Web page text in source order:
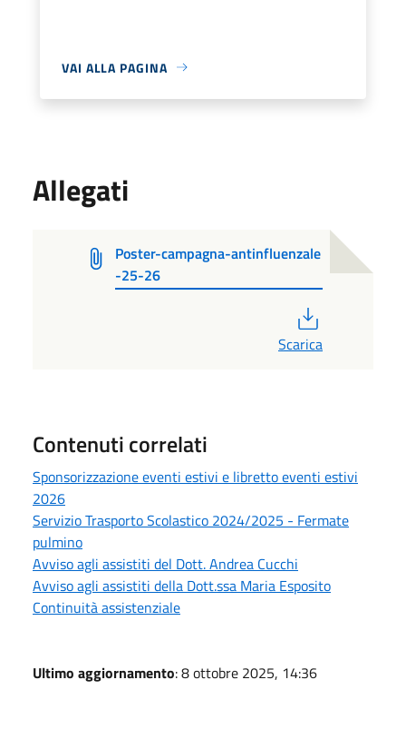
VAI ALLA PAGINA
Allegati
Poster-campagna-antinfluenzale
-25-26
Scarica
Contenuti correlati
Sponsorizzazione eventi estivi e libretto eventi estivi
2026
Servizio Trasporto Scolastico 2024/2025 - Fermate
pulmino
Avviso agli assistiti del Dott. Andrea Cucchi
Avviso agli assistiti della Dott.ssa Maria Esposito
Continuità assistenziale
Ultimo aggiornamento: 8 ottobre 2025, 14:36